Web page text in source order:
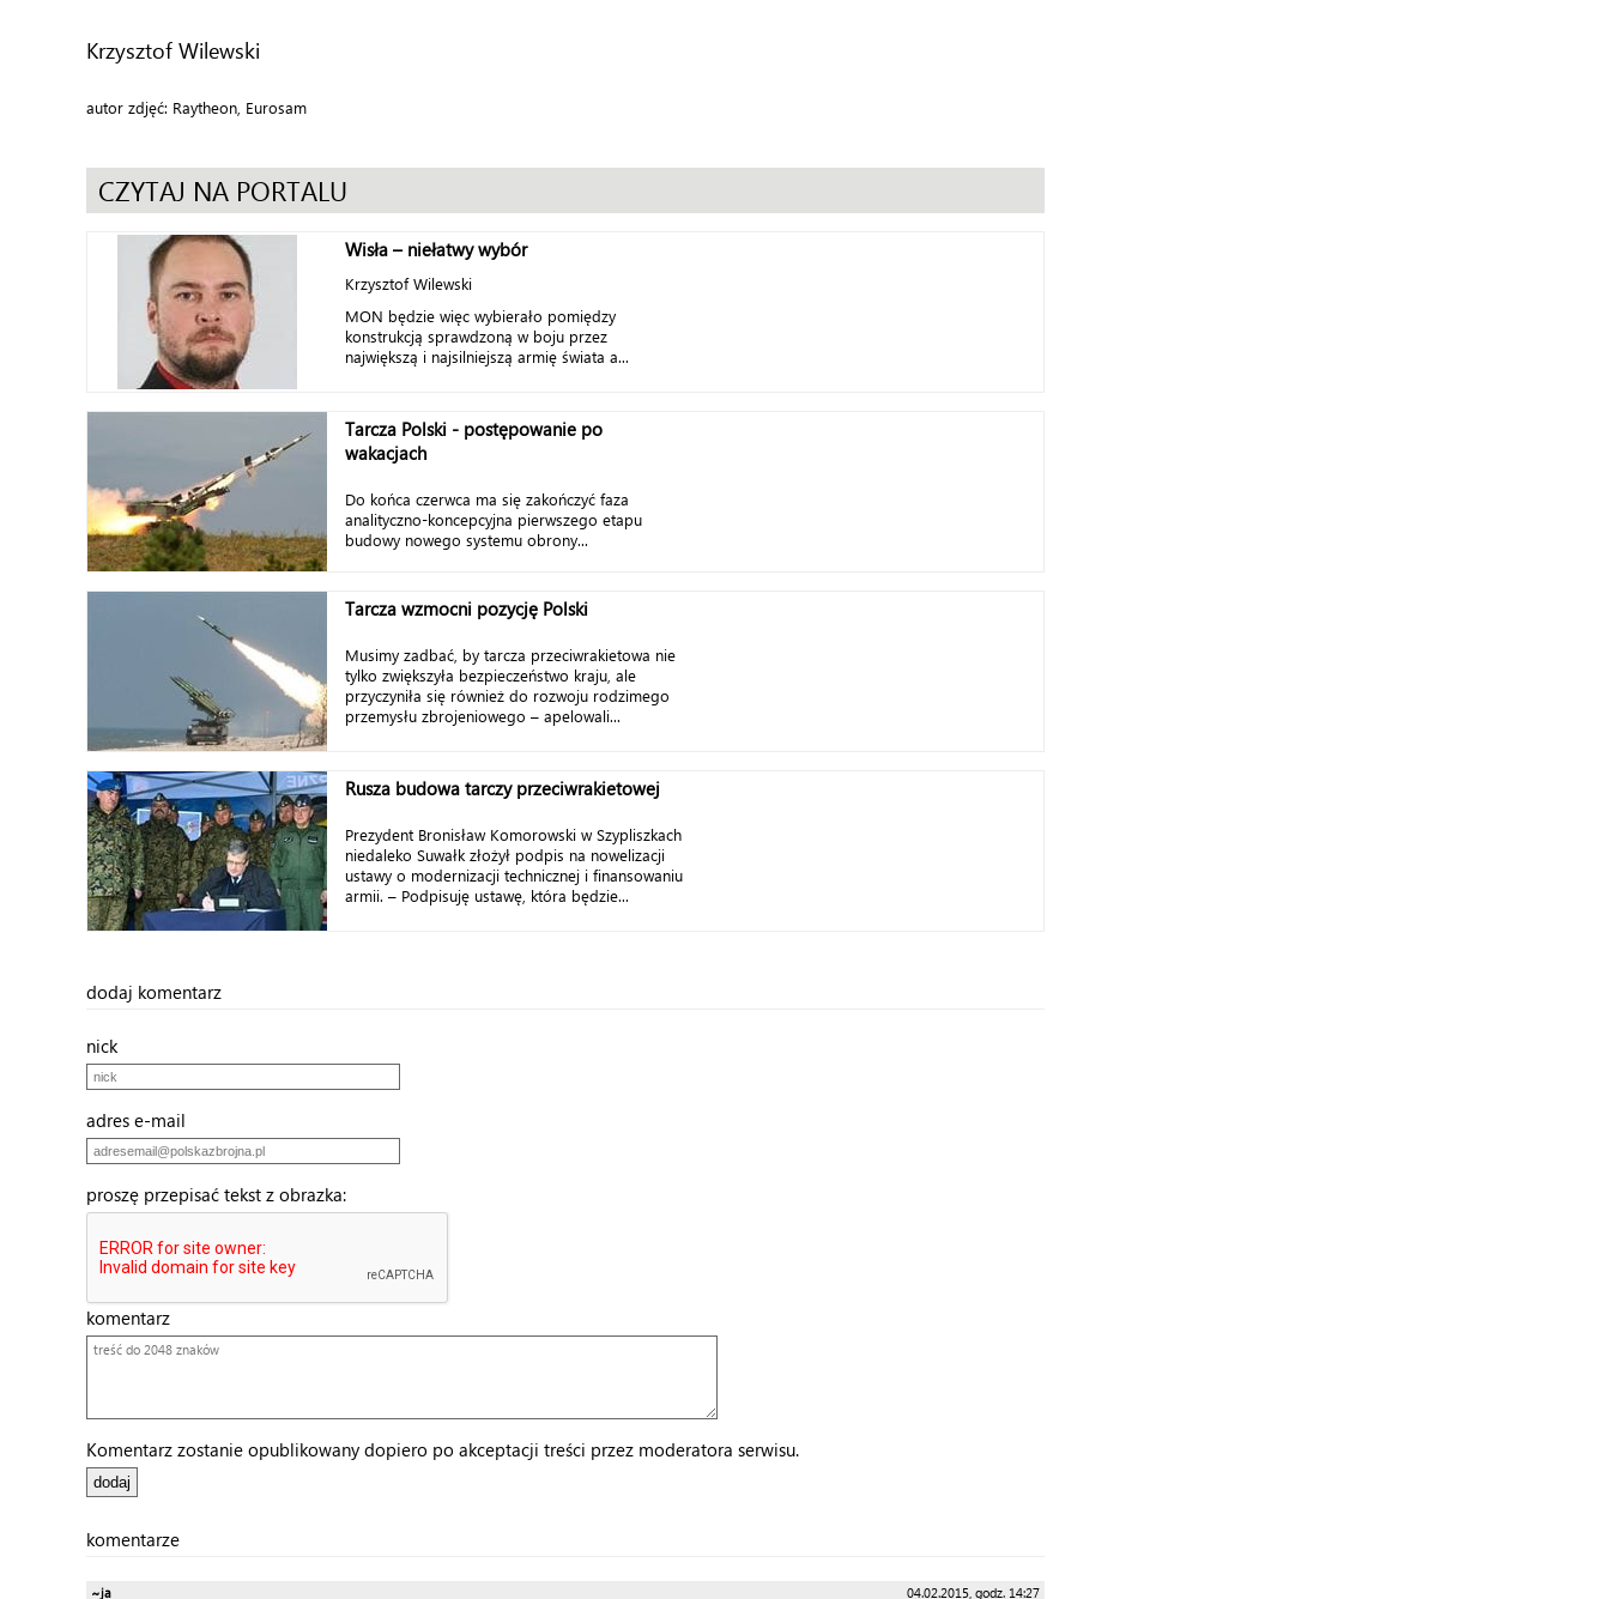
Krzysztof Wilewski
autor zdjęć: Raytheon, Eurosam
CZYTAJ NA PORTALU
Wisła – niełatwy wybór
Krzysztof Wilewski
MON będzie więc wybierało pomiędzy
konstrukcją sprawdzoną w boju przez
największą i najsilniejszą armię świata a...
Tarcza Polski - postępowanie po
wakacjach
Do końca czerwca ma się zakończyć faza
analityczno-koncepcyjna pierwszego etapu
budowy nowego systemu obrony...
Tarcza wzmocni pozycję Polski
Musimy zadbać, by tarcza przeciwrakietowa nie
tylko zwiększyła bezpieczeństwo kraju, ale
przyczyniła się również do rozwoju rodzimego
przemysłu zbrojeniowego – apelowali...
Rusza budowa tarczy przeciwrakietowej
Prezydent Bronisław Komorowski w Szypliszkach
niedaleko Suwałk złożył podpis na nowelizacji
ustawy o modernizacji technicznej i finansowaniu
armii. – Podpisuję ustawę, która będzie...
dodaj komentarz
nick
adres e-mail
proszę przepisać tekst z obrazka:
komentarz
Komentarz zostanie opublikowany dopiero po akceptacji treści przez moderatora serwisu.
komentarze
~ja 04.02.2015, godz. 14:27